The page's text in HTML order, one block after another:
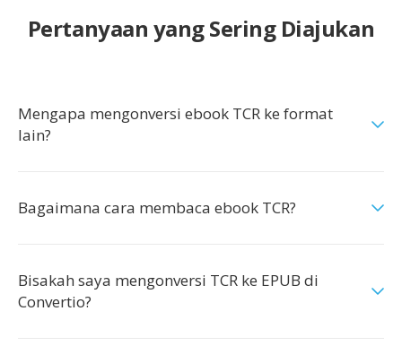
Pertanyaan yang Sering Diajukan
Mengapa mengonversi ebook TCR ke format
lain?
Bagaimana cara membaca ebook TCR?
Bisakah saya mengonversi TCR ke EPUB di
Convertio?